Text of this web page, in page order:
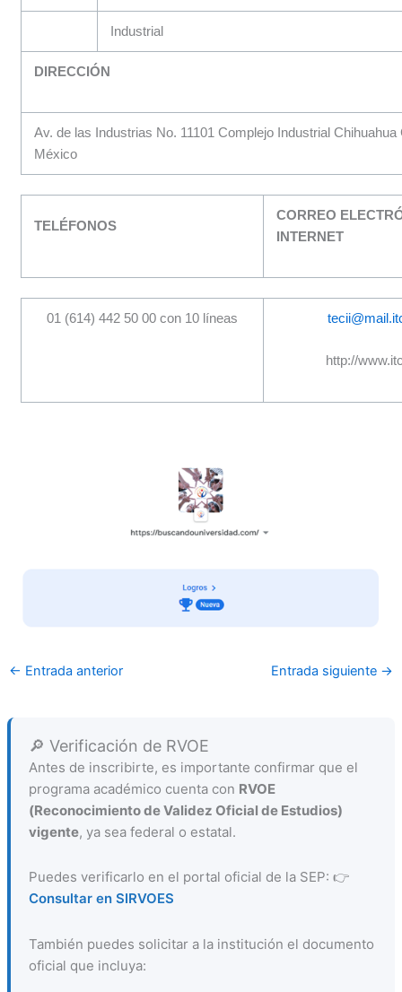
Industrial
DIRECCIÓN
Av. de las Industrias No. 11101 Complejo Industrial
México
TELÉFONOS
CORREO
INTERNET
01 (614) 442 50 00 con 10 líneas
http://
← Entrada anterior Entrada siguiente →
🔎 Verificación de RVOE
Antes de inscribirte, es importante confirmar que el
programa académico cuenta con RVOE
(Reconocimiento de Validez Oficial de Estudios)
vigente, ya sea federal o estatal.
Puedes verificarlo en el portal oficial de la SEP: 👉
Consultar en SIRVOES
También puedes solicitar a la institución el documento
oficial que incluya: